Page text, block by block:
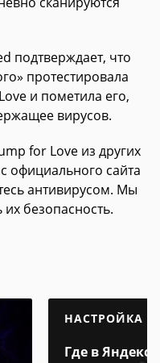
подтверждает, что
протестировала
и пометила его,
вирусов.
for Love из других
официального сайта
антивирусом. Мы
безопасность.
НАСТРОЙКА
Где в Яндекс